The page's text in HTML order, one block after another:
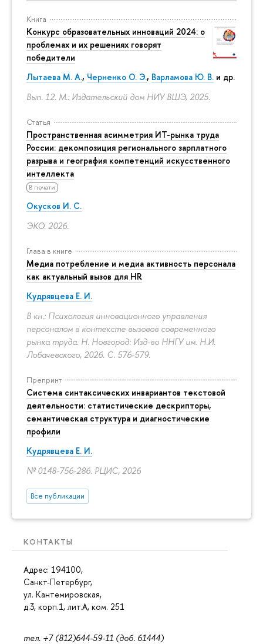
Книга
Конкурс образовательных инноваций 2024: о
проблемах и их решениях говорят
победители
Лытаева М. А., Черненко О. Э., Варламова Ю. В. и др.
Вып. 12. М.: Издательский дом НИУ ВШЭ, 2025.
Статья
Пространственная асимметрия ИТ-рынка труда
России: декомпозиция регионального зарплатного
разрыва и география компетенций искусственного
интеллекта
В печати
Окусков И. С.
ЭКО. 2026.
Глава в книге
Медиа потребление и медиа активность персонала
как актуальный вызов для HR
Кудрявцева Е. И.
В кн.: Психология инновационного управления
персоналом в контексте вызовов современного
рынка труда. Н. Новгород: Изд-во ННГУ им. Н.И.
Лобачевского, 2026. С. 576-579.
Препринт
Система синтаксических инвариантов текстовой
деятельности: статистические дескрипторы,
семантическая структура и диагностические
профили
Кудрявцева Е. И.
№ 0148-756-286. РЦИС, 2026
Все публикации
КОНТАКТЫ
Адрес: 194100,
Санкт-Петербург,
ул. Кантемировская,
д.3, корп.1, лит.А, ком. 251
тел. +7 (812)644-59-11 (доб. 61444)